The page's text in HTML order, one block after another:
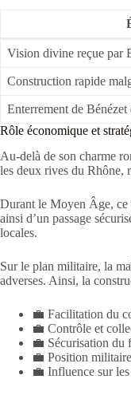
Vision divine reçue par
Construction rapide
Enterrement de Bénézet
Rôle économique et
Au-delà de son charme
les deux rives du Rhône,
Durant le Moyen Âge, ce
ainsi d’un passage
locales.
Sur le plan militaire, la
adverses. Ainsi, la
💼 Facilitation du
💼 Contrôle et
💼 Sécurisation du
💼 Position
💼 Influence sur